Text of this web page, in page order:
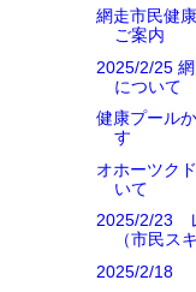
網走市民健
ご案内
2025/2/25
について
健康プール
す
オホーツク
いて
2025/2/23
（市民ス
2025/2/18